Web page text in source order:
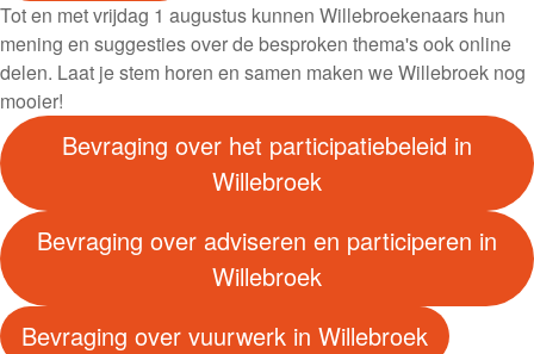
Tot en met vrijdag 1 augustus kunnen Willebroekenaars hun
mening en suggesties over de besproken thema's ook online
delen. Laat je stem horen en samen maken we Willebroek nog
mooier!
Bevraging over het participatiebeleid in
Willebroek
Bevraging over adviseren en participeren in
Willebroek
Bevraging over vuurwerk in Willebroek